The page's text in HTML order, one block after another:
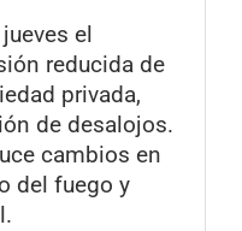
el
reducida de
privada,
de desalojos.
cambios en
del fuego y